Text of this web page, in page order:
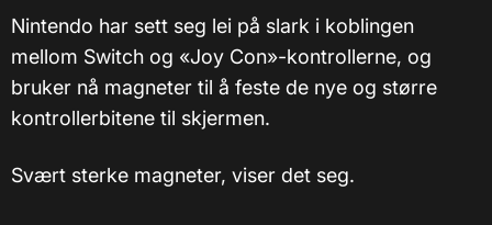
Nintendo har sett seg lei på slark i koblingen
mellom Switch og «Joy Con»-kontrollerne, og
bruker nå magneter til å feste de nye og større
kontrollerbitene til skjermen.
Svært sterke magneter, viser det seg.